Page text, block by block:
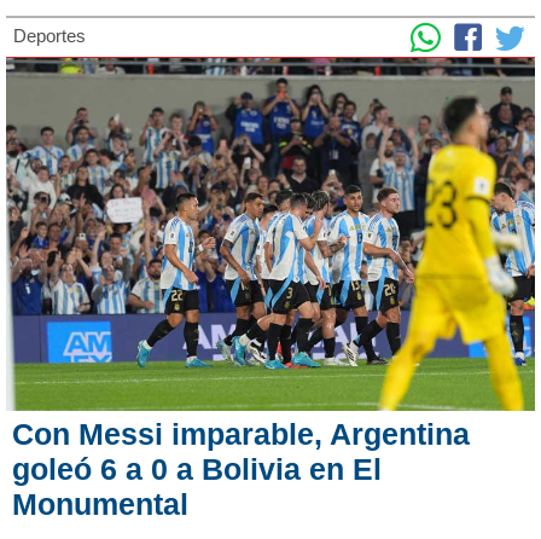
Deportes
Con Messi imparable, Argentina
goleó 6 a 0 a Bolivia en El
Monumental